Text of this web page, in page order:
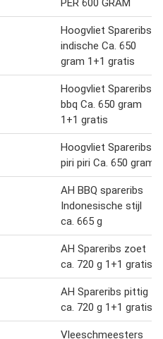
Hoogvliet Spareribs
indische Ca. 650
gram 1+1 gratis
Hoogvliet Spareribs
bbq Ca. 650 gram
1+1 gratis
Hoogvliet Spareribs
piri piri Ca. 650 gram
AH BBQ spareribs
Indonesische stijl
ca. 665 g
AH Spareribs zoet
ca. 720 g 1+1 gratis
AH Spareribs pittig
ca. 720 g 1+1 gratis
Vleeschmeesters